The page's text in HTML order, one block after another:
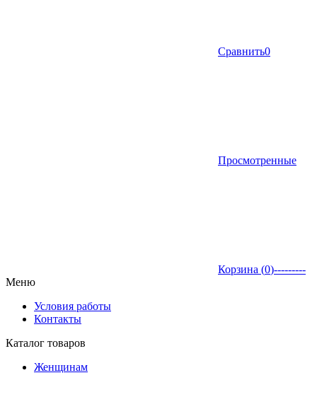
Сравнить0
Просмотренные
Корзина (0)---------
Меню
Условия работы
Контакты
Каталог товаров
Женщинам